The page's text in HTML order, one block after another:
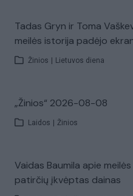
Tadas Gryn ir Toma
meilės istorija padėjo
Žinios Lietuvos diena
„Žinios“ 2026-08-08
Laidos Žinios
Vaidas Baumila apie
patirčių įkvėptas dainas